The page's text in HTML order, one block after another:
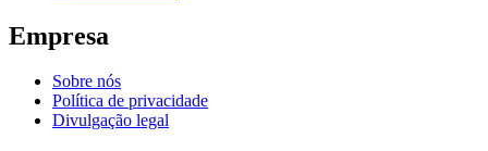
Empresa
Sobre nós
Política de privacidade
Divulgação legal